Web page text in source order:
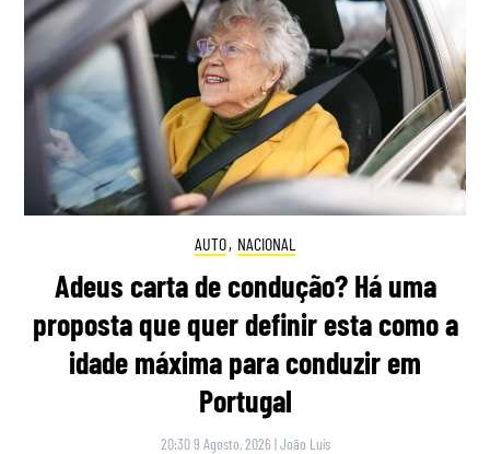
AUTO, NACIONAL
Adeus carta de condução? Há uma
proposta que quer definir esta como a
idade máxima para conduzir em
Portugal
20:30 9 Agosto, 2026 |João Luís